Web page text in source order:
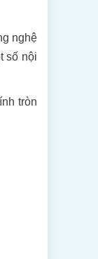
nghệ
số nội
tròn